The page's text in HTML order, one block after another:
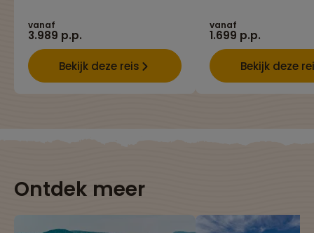
vanaf
3.989 p.p.
Bekijk deze reis
vanaf
1.699 p.p.
Bekijk deze
Ontdek meer